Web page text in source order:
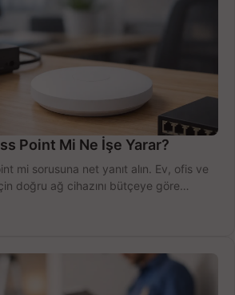
Point Mi Ne İşe Yarar?
mi sorusuna net yanıt alın. Ev, ofis ve
doğru ağ cihazını bütçeye göre